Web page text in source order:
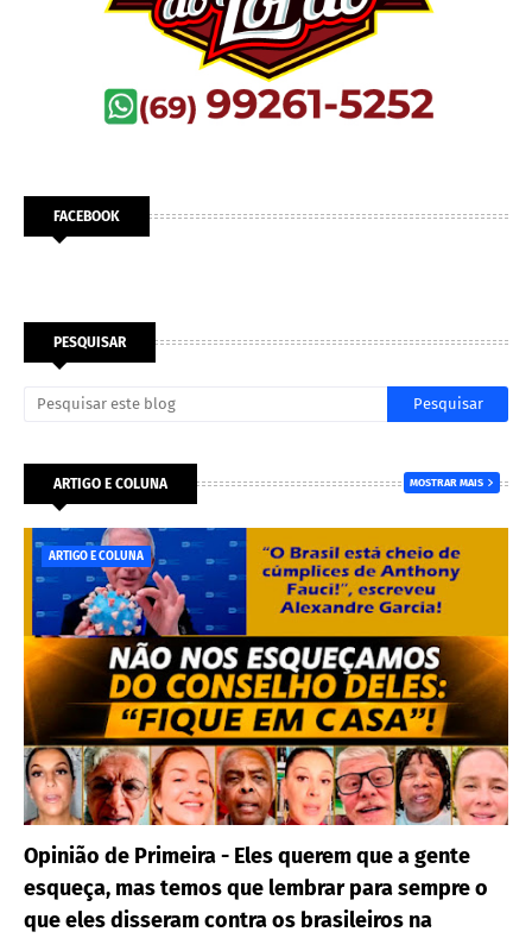
FACEBOOK
PESQUISAR
ARTIGO E COLUNA MOSTRAR MAIS
ARTIGO E COLUNA
Opinião de Primeira - Eles querem que a gente
esqueça, mas temos que lembrar para sempre o
que eles disseram contra os brasileiros na